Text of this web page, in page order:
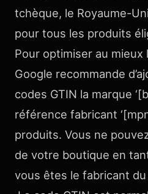
tchèque, le Royaume-
pour tous les produits
Pour optimiser au
Google recommande
codes GTIN la marque
référence fabricant
produits. Vous ne
de votre boutique en
vous êtes le fabricant